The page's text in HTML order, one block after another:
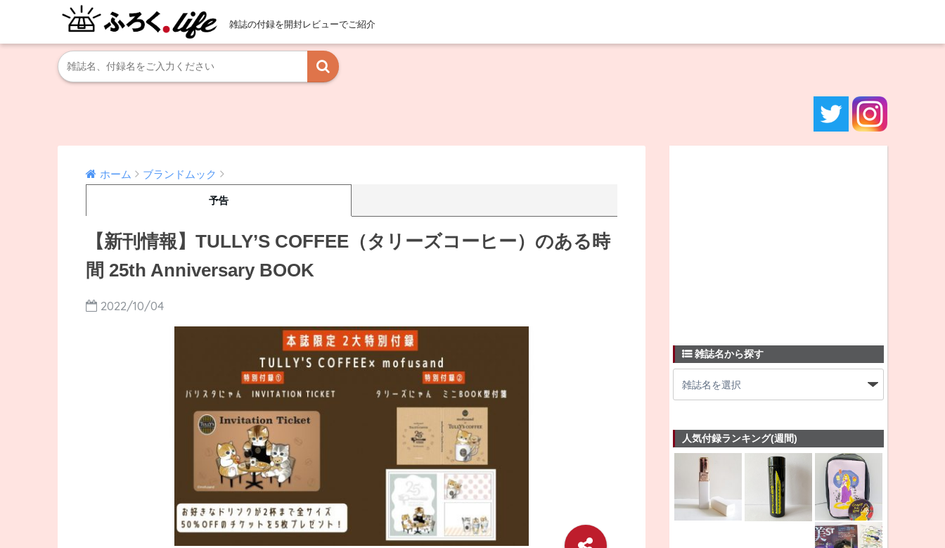
雑誌の付録を開封レビューでご紹介
ホーム ブランドムック
予告
【新刊情報】TULLY’S COFFEE（タリーズコーヒー）のある時
間 25th Anniversary BOOK
2022/10/04
雑誌名から探す
人気付録ランキング(週間)